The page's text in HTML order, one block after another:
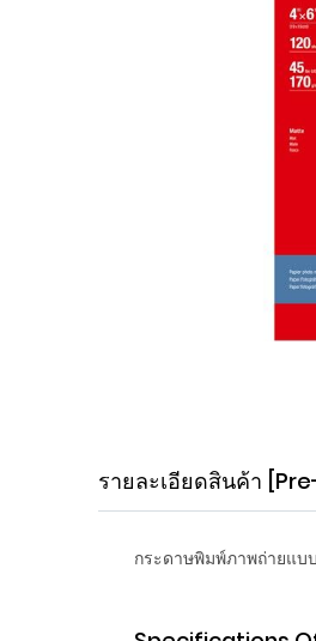
of
the
gallery
รายละเอียดสินค้า
กระดาษพิมพ์ภาพถ่ายแบ